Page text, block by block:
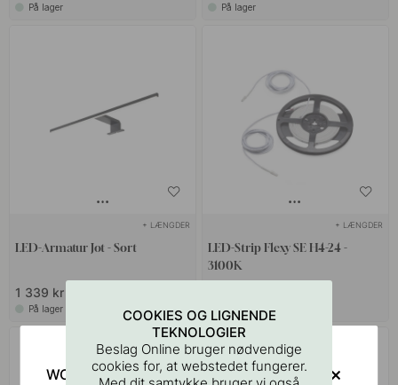
På lager På lager
+ LÆNGDER
LED-Armatur Jot - Sort
1 339 kr
På lager
+ LÆNGDER
LED-Strip Flexy SE H4-24 -
3100K
På lager
COOKIES OG LIGNENDE
TEKNOLOGIER
Beslag Online bruger nødvendige
cookies for, at webstedet fungerer.
WOULD YOU RATHER VISIT?